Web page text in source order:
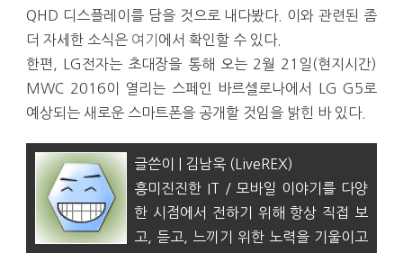
QHD 디스플레이를 담을 것으로 내다봤다. 이와 관련된 좀
더 자세한 소식은 여기 에서 확인할 수 있다.
한편, LG전자는 초대장을 통해 오는 2월 21일(현지시간)
MWC 2016이 열리는 스페인 바르셀로나에서 LG G5로
예상되는 새로운 스마트폰을 공개할 것임을 밝힌 바 있다.
글쓴이 | 김남욱 (LiveREX)
흥미진진한 IT / 모바일 이야기를 다양
한 시점에서 전하기 위해 항상 직접 보
고, 듣고, 느끼기 위한 노력을 기울이고